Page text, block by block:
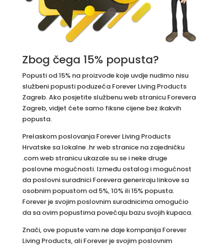
Zbog čega 15% popusta?
Popusti od 15% na proizvode koje uvdje nudimo nisu
službeni popusti poduzeća Forever Living Products
Zagreb. Ako posjetite službenu web stranicu Forevera
Zagreb, vidjet ćete samo fiksne cijene bez ikakvih
popusta.
Prelaskom poslovanja Forever Living Products
Hrvatske sa lokalne .hr web stranice na zajedničku
.com web stranicu ukazale su se i neke druge
poslovne mogućnosti. Između ostalog i mogućnost
da poslovni suradnici Forevera generiraju linkove sa
osobnim popustom od 5%, 10% ili 15% popusta.
Forever je svojim poslovnim suradnicima omogućio
da sa ovim popustima povećaju bazu svojih kupaca.
Znači, ove popuste vam ne daje kompanija Forever
Living Products, ali Forever je svojim poslovnim